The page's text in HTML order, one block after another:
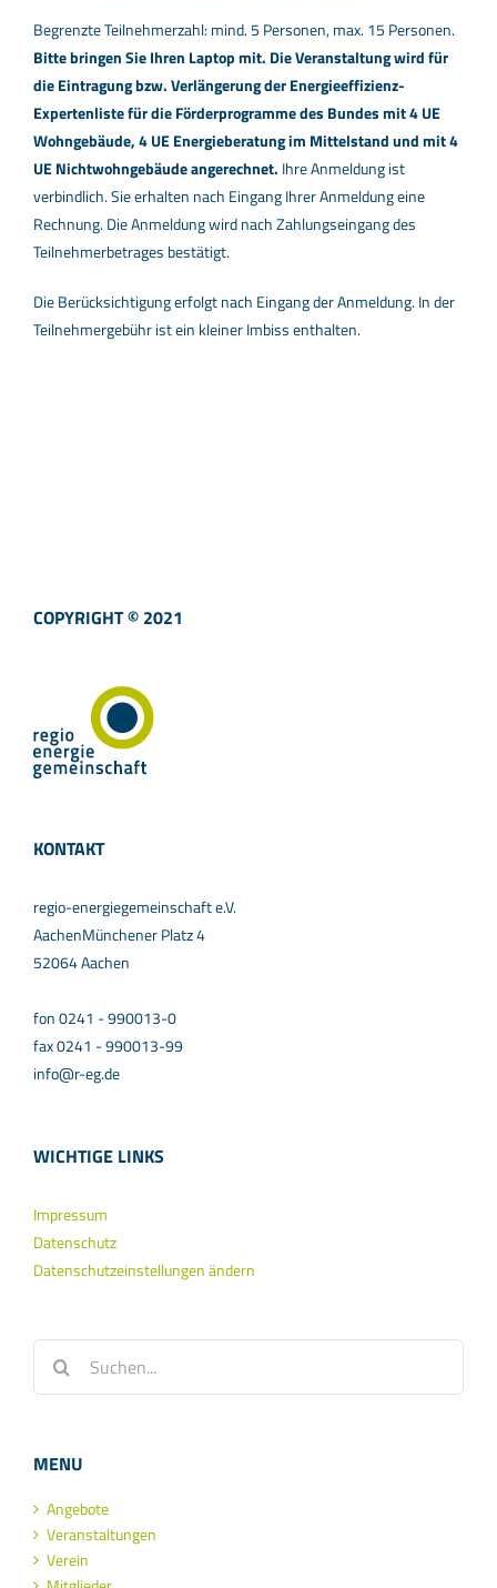
Begrenzte Teilnehmerzahl: mind. 5 Personen, max. 15 Personen.
Bitte bringen Sie Ihren Laptop mit. Die Veranstaltung wird für
die Eintragung bzw. Verlängerung der Energieeffizienz-
Expertenliste für die Förderprogramme des Bundes mit 4 UE
Wohngebäude, 4 UE Energieberatung im Mittelstand und mit 4
UE Nichtwohngebäude angerechnet. Ihre Anmeldung ist
verbindlich. Sie erhalten nach Eingang Ihrer Anmeldung eine
Rechnung. Die Anmeldung wird nach Zahlungseingang des
Teilnehmerbetrages bestätigt.
Die Berücksichtigung erfolgt nach Eingang der Anmeldung. In der
Teilnehmergebühr ist ein kleiner Imbiss enthalten.
COPYRIGHT © 2021
KONTAKT
regio-energiegemeinschaft e.V.
AachenMünchener Platz 4
52064 Aachen
fon 0241 - 990013-0
fax 0241 - 990013-99
info@r-eg.de
WICHTIGE LINKS
Impressum
Datenschutz
Datenschutzeinstellungen ändern
nach:
MENU
Angebote
Veranstaltungen
Verein